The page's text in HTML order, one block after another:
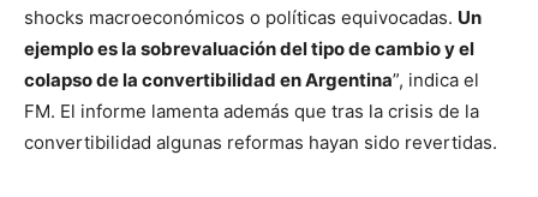
shocks macroeconómicos o políticas equivocadas. Un
ejemplo es la sobrevaluación del tipo de cambio y el
colapso de la convertibilidad en Argentina”, indica el
FM. El informe lamenta además que tras la crisis de la
convertibilidad algunas reformas hayan sido revertidas.